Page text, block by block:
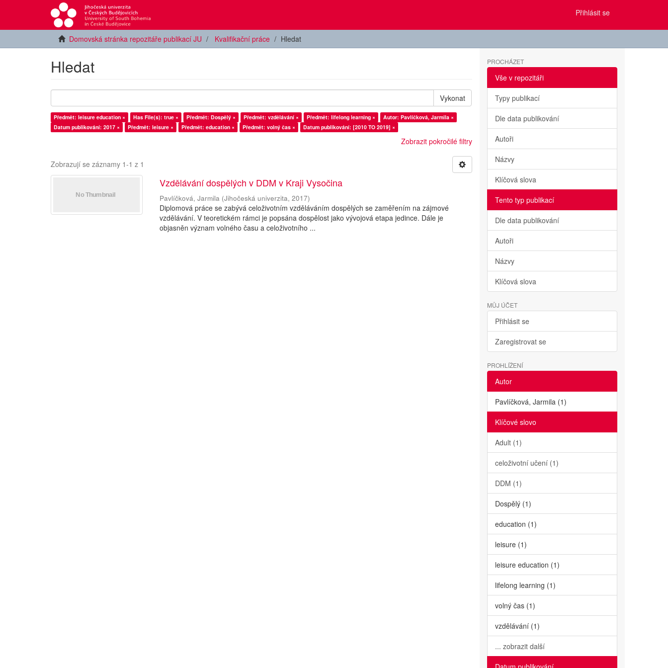
Přihlásit se
Domovská stránka repozitáře publikací JU Kvalifikační práce Hledat
Hledat
Vykonat
Předmět: leisure education × Has File(s): true × Předmět: Dospělý × Předmět: vzdělávání × Předmět: lifelong learning ×
Autor: Pavlíčková, Jarmila ×
Datum publikování: 2017 ×
Předmět: leisure × Předmět: education × Předmět: volný čas × Datum publikování: [2010 TO 2019] ×
Zobrazit pokročilé filtry
Zobrazují se záznamy 1-1 z 1
Vzdělávání dospělých v DDM v Kraji Vysočina
Pavlíčková, Jarmila (Jihočeská univerzita,2017)
Diplomová práce se zabývá celoživotním vzděláváním dospělých se zaměřením na zájmové
vzdělávání. V teoretickém rámci je popsána dospělost jako vývojová etapa jedince. Dále je
objasněn význam volného času a celoživotního ...
PROCHÁZET
Vše v repozitáři
Typy publikací
Dle data publikování
Autoři
Názvy
Klíčová slova
Tento typ publikací
Dle data publikování
Autoři
Názvy
Klíčová slova
MŮJ ÚČET
Přihlásit se
Zaregistrovat se
PROHLÍŽENÍ
Autor
Pavlíčková, Jarmila (1)
Klíčové slovo
Adult (1)
celoživotní učení (1)
DDM (1)
Dospělý (1)
education (1)
leisure (1)
leisure education (1)
lifelong learning (1)
volný čas (1)
vzdělávání (1)
... zobrazit další